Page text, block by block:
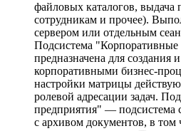
файловых каталогов, выдача
сотрудникам и прочее).
сервером или отдельным
Подсистема
предназначена для создания
корпоративными бизнес-
настройки матрицы
ролевой адресации задач.
предприятия" — подсистема
с архивом документов, в том